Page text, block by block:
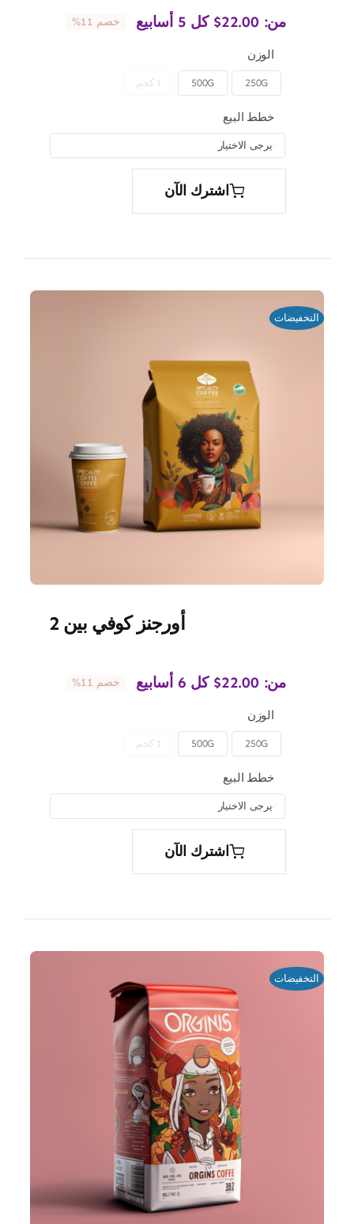
من: $22.00 كل 5 أسابيع خصم 11%
الوزن
250G
500G 1 كجم
خطط البيع

اشترك الآن
التخفيضات
أورجنز كوفي بين 2
من: $22.00 كل 6 أسابيع خصم 11%
الوزن
250G
500G 1 كجم
خطط البيع

اشترك الآن
التخفيضات